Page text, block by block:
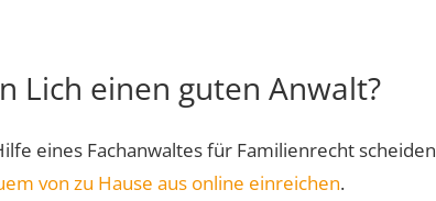
Lich einen guten Anwalt?
eines Fachanwaltes für Familienrecht scheiden
von zu Hause aus online einreichen.